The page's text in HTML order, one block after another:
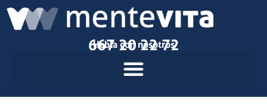
Habla con nosotros
667 20 22 72